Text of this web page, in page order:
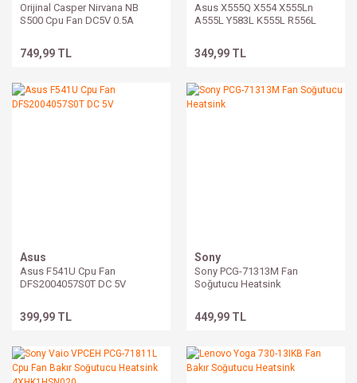
Orijinal Casper Nirvana NB
S500 Cpu Fan DC5V 0.5A
749,99 TL
Asus X555Q X554 X555Ln
A555L Y583L K555L R556L
349,99 TL
Asus
Asus F541U Cpu Fan
DFS2004057S0T DC 5V
399,99 TL
Sony
Sony PCG-71313M Fan
Soğutucu Heatsink
449,99 TL